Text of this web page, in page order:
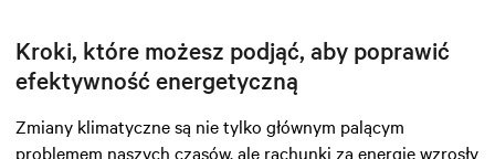
Kroki, które możesz podjąć, aby poprawić
efektywność energetyczną
Zmiany klimatyczne są nie tylko głównym palącym
problemem naszych czasów, ale rachunki za energię wzrosły